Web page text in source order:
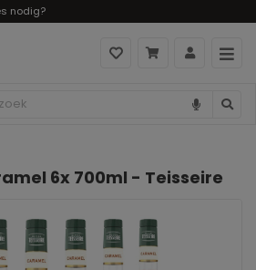
nodig?
6x 700ml - Teisseire